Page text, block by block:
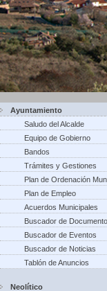
Ayuntamiento
Saludo del Alcalde
Equipo de Gobierno
Bandos
Trámites y Gestiones
Plan de Ordenación
Plan de Empleo
Acuerdos Municipales
Buscador de
Buscador de Eventos
Buscador de Noticias
Tablón de Anuncios
Neolítico